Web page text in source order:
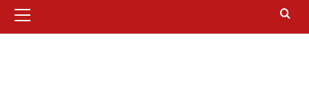
principale